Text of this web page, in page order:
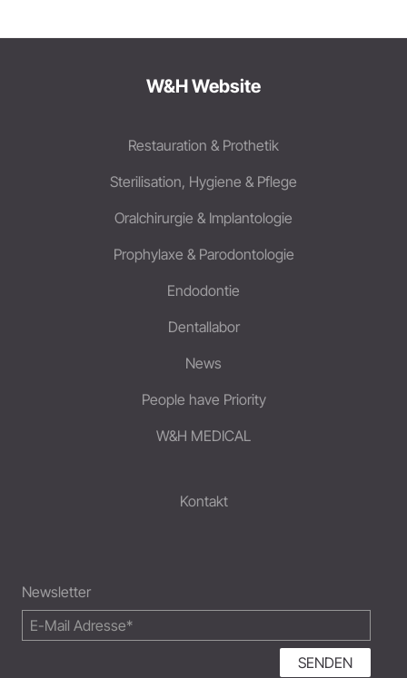
W&H Website
Restauration & Prothetik
Sterilisation, Hygiene & Pflege
Oralchirurgie & Implantologie
Prophylaxe & Parodontologie
Endodontie
Dentallabor
News
People have Priority
W&H MEDICAL
Kontakt
Newsletter
SENDEN